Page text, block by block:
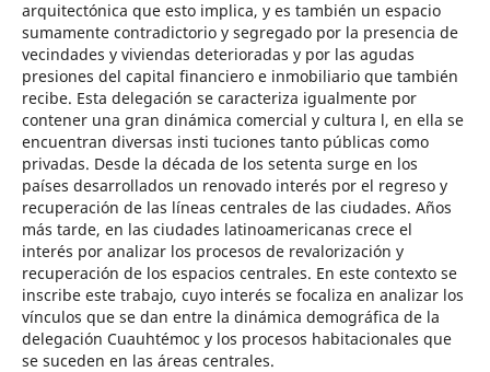
arquitectónica que esto implica, y es también un espacio
sumamente contradictorio y segregado por la presencia de
vecindades y viviendas deterioradas y por las agudas
presiones del capital financiero e inmobiliario que también
recibe. Esta delegación se caracteriza igualmente por
contener una gran dinámica comercial y cultura l, en ella se
encuentran diversas insti tuciones tanto públicas como
privadas. Desde la década de los setenta surge en los
países desarrollados un renovado interés por el regreso y
recuperación de las líneas centrales de las ciudades. Años
más tarde, en las ciudades latinoamericanas crece el
interés por analizar los procesos de revalorización y
recuperación de los espacios centrales. En este contexto se
inscribe este trabajo, cuyo interés se focaliza en analizar los
vínculos que se dan entre la dinámica demográfica de la
delegación Cuauhtémoc y los procesos habitacionales que
se suceden en las áreas centrales.